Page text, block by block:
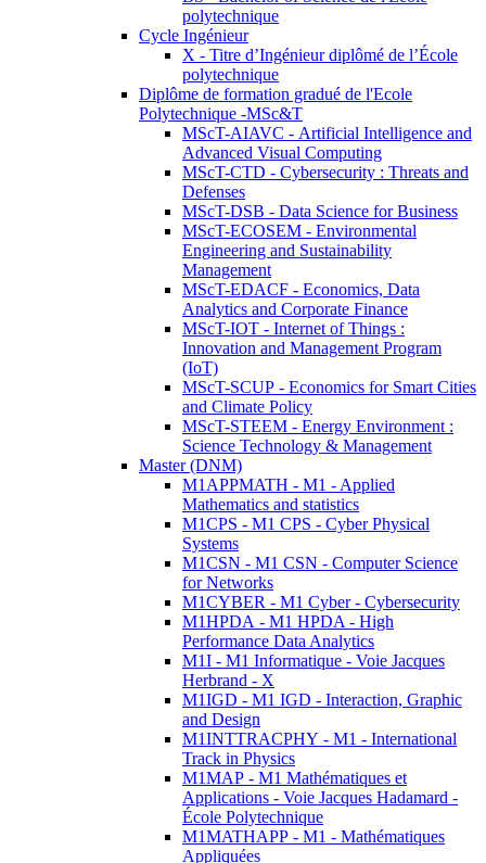
polytechnique
Cycle Ingénieur
X - Titre d’Ingénieur diplômé de l’École
polytechnique
Diplôme de formation gradué de l'Ecole
Polytechnique -MSc&T
MScT-AIAVC - Artificial Intelligence and
Advanced Visual Computing
MScT-CTD - Cybersecurity : Threats and
Defenses
MScT-DSB - Data Science for Business
MScT-ECOSEM - Environmental
Engineering and Sustainability
Management
MScT-EDACF - Economics, Data
Analytics and Corporate Finance
MScT-IOT - Internet of Things :
Innovation and Management Program
(IoT)
MScT-SCUP - Economics for Smart Cities
and Climate Policy
MScT-STEEM - Energy Environment :
Science Technology & Management
Master (DNM)
M1APPMATH - M1 - Applied
Mathematics and statistics
M1CPS - M1 CPS - Cyber Physical
Systems
M1CSN - M1 CSN - Computer Science
for Networks
M1CYBER - M1 Cyber - Cybersecurity
M1HPDA - M1 HPDA - High
Performance Data Analytics
M1I - M1 Informatique - Voie Jacques
Herbrand - X
M1IGD - M1 IGD - Interaction, Graphic
and Design
M1INTTRACPHY - M1 - International
Track in Physics
M1MAP - M1 Mathématiques et
Applications - Voie Jacques Hadamard -
École Polytechnique
M1MATHAPP - M1 - Mathématiques
Appliquées